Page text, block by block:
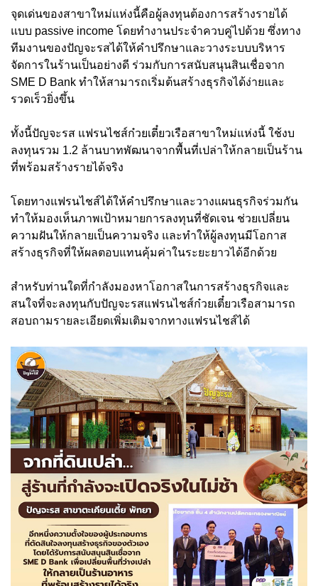
จุดเด่นของสาขาใหม่แห่งนี้คือผู้ลงทุนต้องการสร้างรายได้
แบบ passive income โดยทำงานประจำควบคู่ไปด้วย ซึ่งทาง
ทีมงานของปัญจะรสได้ให้คำปรึกษาและวางระบบบริหาร
จัดการในร้านเป็นอย่างดี ร่วมกับการสนับสนุนสินเชื่อจาก
SME D Bank ทำให้สามารถเริ่มต้นสร้างธุรกิจได้ง่ายและ
รวดเร็วยิ่งขึ้น
ทั้งนี้ปัญจะรส แฟรนไชส์ก๋วยเตี๋ยวเรือสาขาใหม่แห่งนี้ ใช้งบ
ลงทุนรวม 1.2 ล้านบาทพัฒนาจากพื้นที่เปล่าให้กลายเป็นร้าน
ที่พร้อมสร้างรายได้จริง
โดยทางแฟรนไชส์ได้ให้คำปรึกษาและวางแผนธุรกิจร่วมกัน
ทำให้มองเห็นภาพเป้าหมายการลงทุนที่ชัดเจน ช่วยเปลี่ยน
ความฝันให้กลายเป็นความจริง และทำให้ผู้ลงทุนมีโอกาส
สร้างธุรกิจที่ให้ผลตอบแทนคุ้มค่าในระยะยาวได้อีกด้วย
สำหรับท่านใดที่กำลังมองหาโอกาสในการสร้างธุรกิจและ
สนใจที่จะลงทุนกับปัญจะรสแฟรนไชส์ก๋วยเตี๋ยวเรือสามารถ
สอบถามรายละเอียดเพิ่มเติมจากทางแฟรนไชส์ได้